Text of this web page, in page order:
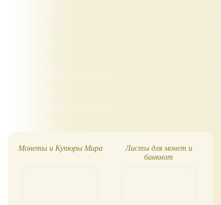
Монеты и Купюры Мира
Листы для монет и
банкнот